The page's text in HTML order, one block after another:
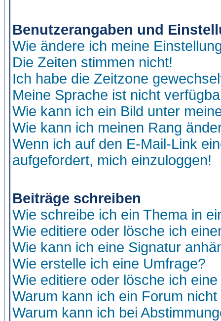
Benutzerangaben und
Wie ändere ich meine
Die Zeiten stimmen nicht!
Ich habe die Zeitzone
Meine Sprache ist nicht
Wie kann ich ein Bild unter
Wie kann ich meinen Rang
Wenn ich auf den E-Mail-Link
aufgefordert, mich einzuloggen!
Beiträge schreiben
Wie schreibe ich ein Thema in
Wie editiere oder lösche ich
Wie kann ich eine Signatur
Wie erstelle ich eine Umfrage?
Wie editiere oder lösche ich
Warum kann ich ein Forum
Warum kann ich bei